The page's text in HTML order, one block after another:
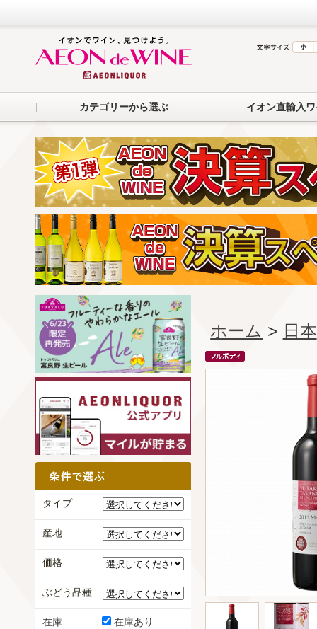
カテゴリーから選ぶ イオン直輸入
ホーム > 日本
タイプ
産地
価格
ぶどう品種
在庫 在庫あり